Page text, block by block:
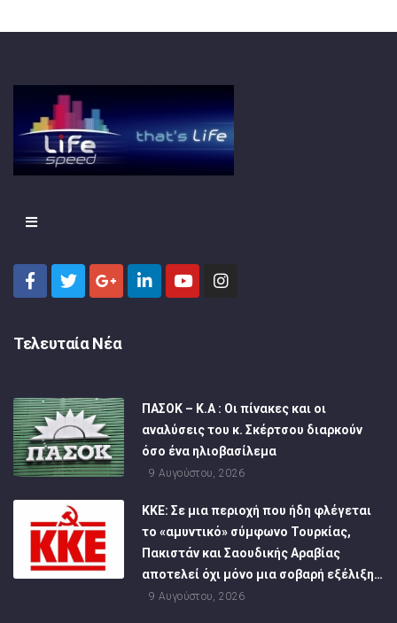
Τελευταία Νέα
ΠΑΣΟΚ – Κ.Α : Οι πίνακες και οι
αναλύσεις του κ. Σκέρτσου διαρκούν
όσο ένα ηλιοβασίλεμα
9 Αυγούστου, 2026
ΚΚΕ: Σε μια περιοχή που ήδη φλέγεται
το «αμυντικό» σύμφωνο Τουρκίας,
Πακιστάν και Σαουδικής Αραβίας
αποτελεί όχι μόνο μια σοβαρή εξέλιξη…
9 Αυγούστου, 2026